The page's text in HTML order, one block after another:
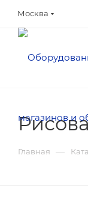
Москва
Главная —